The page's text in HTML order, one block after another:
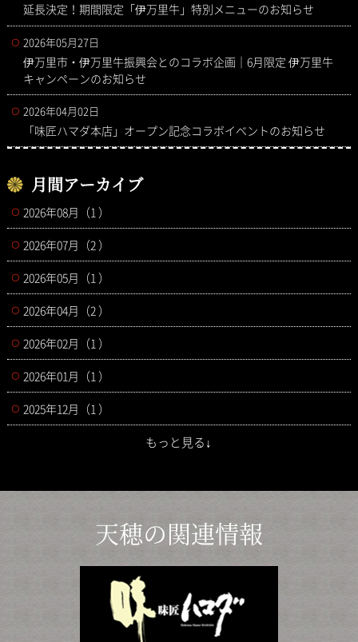
延長決定！期間限定「伊万里牛」特別メニューのお知らせ
2026年05月27日
伊万里市・伊万里牛振興会とのコラボ企画｜6月限定 伊万里牛
キャンペーンのお知らせ
2026年04月02日
「味匠ハマダ本店」オープン記念コラボイベントのお知らせ
月間アーカイブ
2026年08月（1 ）
2026年07月（2 ）
2026年05月（1 ）
2026年04月（2 ）
2026年02月（1 ）
2026年01月（1 ）
2025年12月（1 ）
もっと見る↓
天穂の関連情報